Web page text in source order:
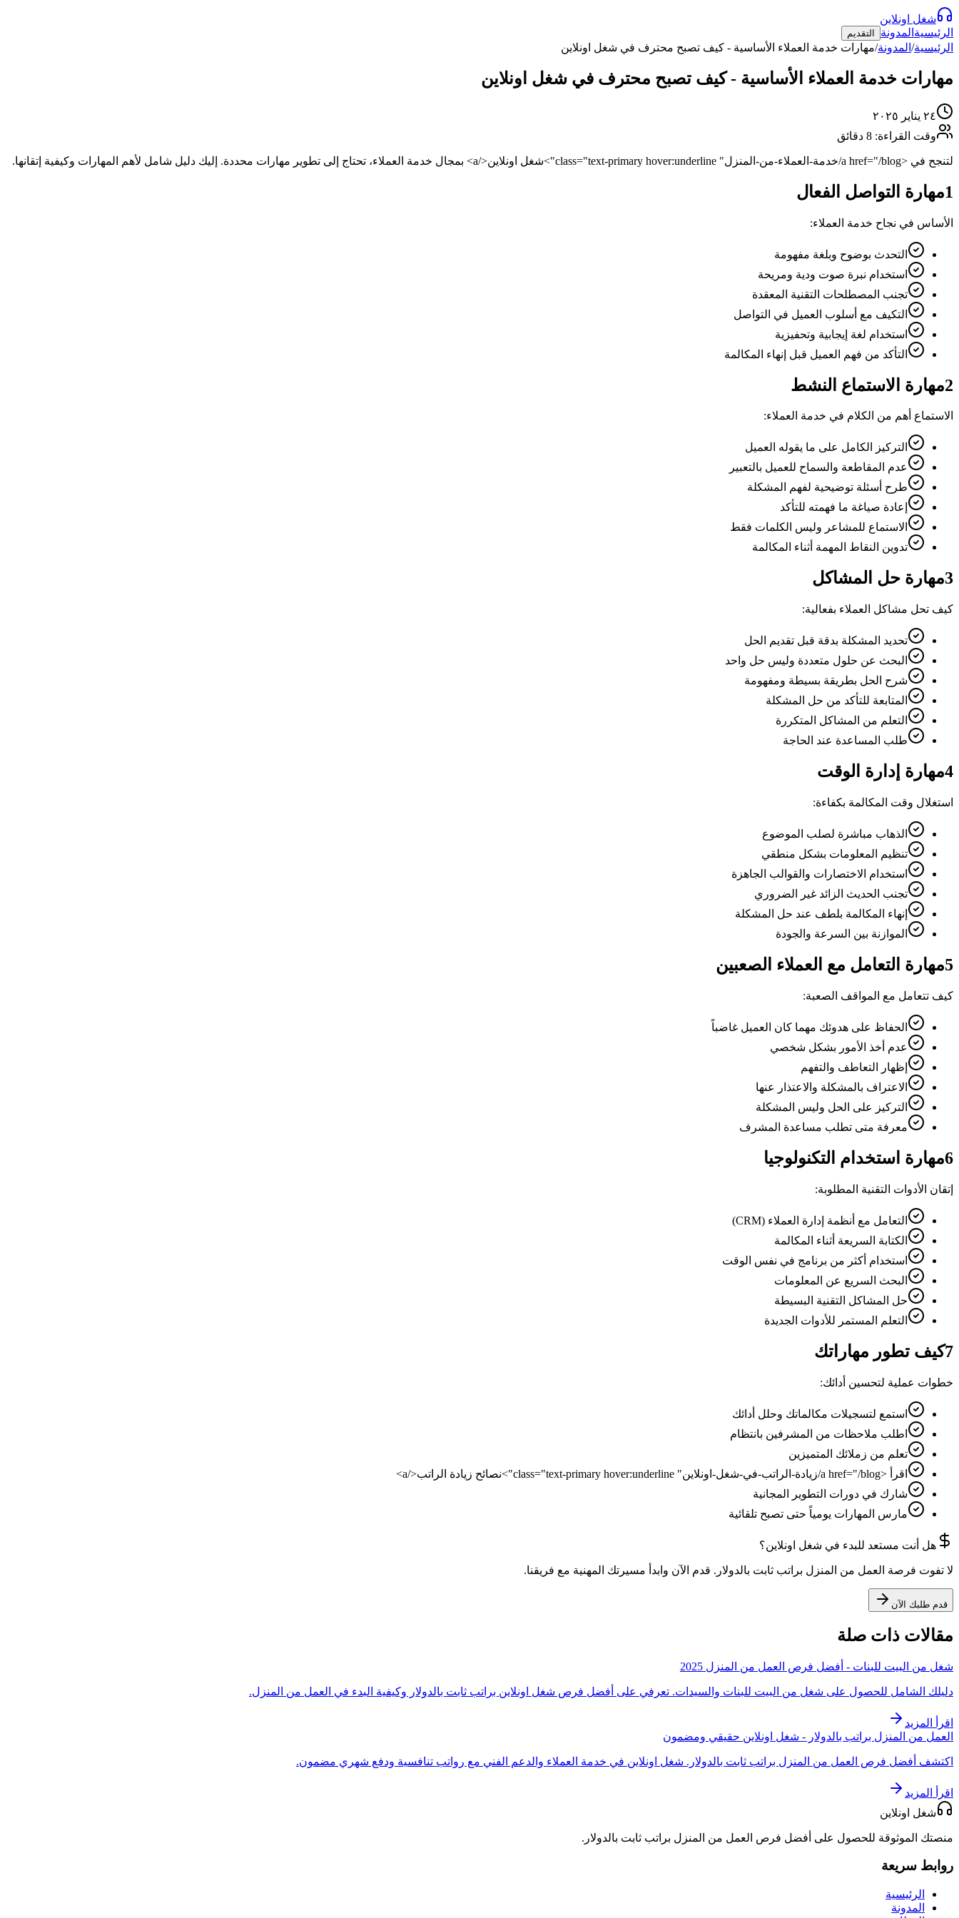
شغل اونلاين
الرئيسية المدونة التقديم
الرئيسية/ المدونة/مهارات خدمة العملاء الأساسية - كيف تصبح محترف في شغل اونلاين
مهارات خدمة العملاء الأساسية - كيف تصبح محترف في شغل اونلاين
٢٤ يناير ٢٠٢٥
وقت القراءة: 8 دقائق
لتنجح في <a href="/blog/خدمة-العملاء-من-المنزل" class="text-primary hover:underline">شغل اونلاين</a> بمجال خدمة العملاء، تحتاج إلى تطوير مهارات محددة. إليك دليل شامل لأهم المهارات وكيفية إتقانها.
1مهارة التواصل الفعال
الأساس في نجاح خدمة العملاء:
التحدث بوضوح وبلغة مفهومة
استخدام نبرة صوت ودية ومريحة
تجنب المصطلحات التقنية المعقدة
التكيف مع أسلوب العميل في التواصل
استخدام لغة إيجابية وتحفيزية
التأكد من فهم العميل قبل إنهاء المكالمة
2مهارة الاستماع النشط
الاستماع أهم من الكلام في خدمة العملاء:
التركيز الكامل على ما يقوله العميل
عدم المقاطعة والسماح للعميل بالتعبير
طرح أسئلة توضيحية لفهم المشكلة
إعادة صياغة ما فهمته للتأكد
الاستماع للمشاعر وليس الكلمات فقط
تدوين النقاط المهمة أثناء المكالمة
3مهارة حل المشاكل
كيف تحل مشاكل العملاء بفعالية:
تحديد المشكلة بدقة قبل تقديم الحل
البحث عن حلول متعددة وليس حل واحد
شرح الحل بطريقة بسيطة ومفهومة
المتابعة للتأكد من حل المشكلة
التعلم من المشاكل المتكررة
طلب المساعدة عند الحاجة
4مهارة إدارة الوقت
استغلال وقت المكالمة بكفاءة:
الذهاب مباشرة لصلب الموضوع
تنظيم المعلومات بشكل منطقي
استخدام الاختصارات والقوالب الجاهزة
تجنب الحديث الزائد غير الضروري
إنهاء المكالمة بلطف عند حل المشكلة
الموازنة بين السرعة والجودة
5مهارة التعامل مع العملاء الصعبين
كيف تتعامل مع المواقف الصعبة:
الحفاظ على هدوئك مهما كان العميل غاضباً
عدم أخذ الأمور بشكل شخصي
إظهار التعاطف والتفهم
الاعتراف بالمشكلة والاعتذار عنها
التركيز على الحل وليس المشكلة
معرفة متى تطلب مساعدة المشرف
6مهارة استخدام التكنولوجيا
إتقان الأدوات التقنية المطلوبة:
التعامل مع أنظمة إدارة العملاء (CRM)
الكتابة السريعة أثناء المكالمة
استخدام أكثر من برنامج في نفس الوقت
البحث السريع عن المعلومات
حل المشاكل التقنية البسيطة
التعلم المستمر للأدوات الجديدة
7كيف تطور مهاراتك
خطوات عملية لتحسين أدائك:
استمع لتسجيلات مكالماتك وحلل أدائك
اطلب ملاحظات من المشرفين بانتظام
تعلم من زملائك المتميزين
اقرأ <a href="/blog/زيادة-الراتب-في-شغل-اونلاين" class="text-primary hover:underline">نصائح زيادة الراتب</a>
شارك في دورات التطوير المجانية
مارس المهارات يومياً حتى تصبح تلقائية
هل أنت مستعد للبدء في شغل اونلاين؟
لا تفوت فرصة العمل من المنزل براتب ثابت بالدولار. قدم الآن وابدأ مسيرتك المهنية مع فريقنا.
قدم طلبك الآن
مقالات ذات صلة
شغل من البيت للبنات - أفضل فرص العمل من المنزل 2025
دليلك الشامل للحصول على شغل من البيت للبنات والسيدات. تعرفي على أفضل فرص شغل اونلاين براتب ثابت بالدولار وكيفية البدء في العمل من المنزل.
اقرأ المزيد
العمل من المنزل براتب بالدولار - شغل اونلاين حقيقي ومضمون
اكتشف أفضل فرص العمل من المنزل براتب ثابت بالدولار. شغل اونلاين في خدمة العملاء والدعم الفني مع رواتب تنافسية ودفع شهري مضمون.
اقرأ المزيد
شغل اونلاين
منصتك الموثوقة للحصول على أفضل فرص العمل من المنزل براتب ثابت بالدولار.
روابط سريعة
الرئيسية
المدونة